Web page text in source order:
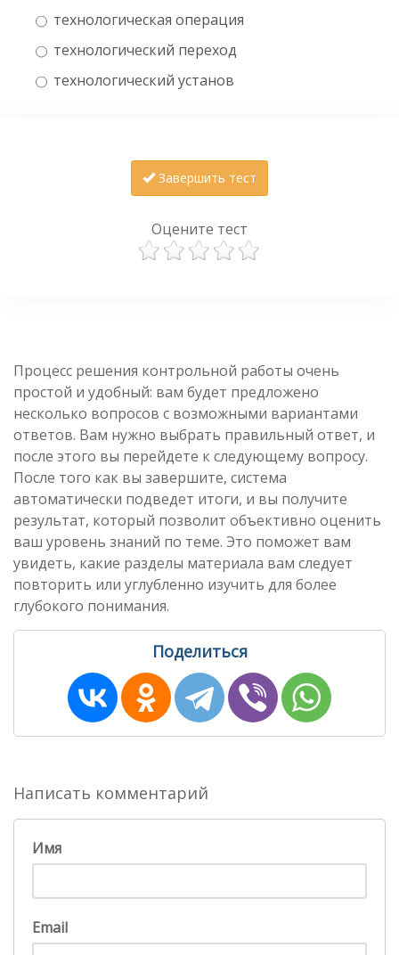
технологическая операция
технологический переход
технологический установ
Завершить тест
Оцените тест
Процесс решения контрольной работы очень
простой и удобный: вам будет предложено
несколько вопросов с возможными вариантами
ответов. Вам нужно выбрать правильный ответ, и
после этого вы перейдете к следующему вопросу.
После того как вы завершите, система
автоматически подведет итоги, и вы получите
результат, который позволит объективно оценить
ваш уровень знаний по теме. Это поможет вам
увидеть, какие разделы материала вам следует
повторить или углубленно изучить для более
глубокого понимания.
Поделиться
Написать комментарий
Имя
Email